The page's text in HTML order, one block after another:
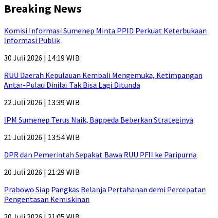
Breaking News
Komisi Informasi Sumenep Minta PPID Perkuat Keterbukaan
Informasi Publik
30 Juli 2026 | 14:19 WIB
RUU Daerah Kepulauan Kembali Mengemuka, Ketimpangan
Antar-Pulau Dinilai Tak Bisa Lagi Ditunda
22 Juli 2026 | 13:39 WIB
IPM Sumenep Terus Naik, Bappeda Beberkan Strateginya
21 Juli 2026 | 13:54 WIB
DPR dan Pemerintah Sepakat Bawa RUU PFII ke Paripurna
20 Juli 2026 | 21:29 WIB
Prabowo Siap Pangkas Belanja Pertahanan demi Percepatan
Pengentasan Kemiskinan